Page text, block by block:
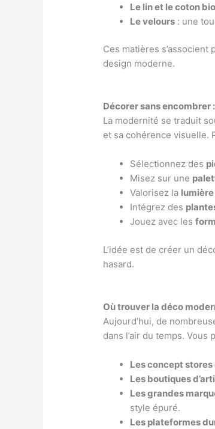
Le lin et le coton bio
Le velours : une
Ces matières
design moderne.
Décorer sans encombrer
La modernité se traduit
et sa cohérence visuelle.
Sélectionnez des
Misez sur une
Valorisez la
Intégrez des
Jouez avec les
L’idée est de créer un
hasard.
Où trouver la déco
Aujourd’hui, de
dans l’air du temps. Vous
Les concept stores
Les boutiques
Les grandes
style épuré.
Les plateformes